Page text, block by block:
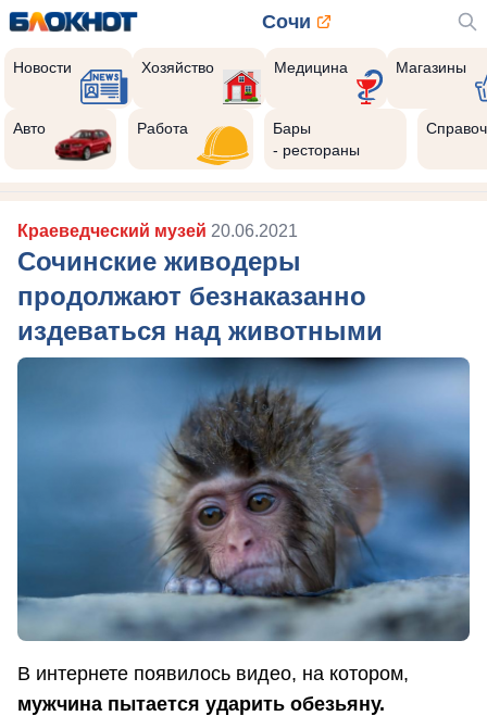
Сочи
Новости Хозяйство Медицина Магазины
Авто Работа
Бары
- рестораны
Краеведческий музей 20.06.2021
Сочинские живодеры
продолжают безнаказанно
издеваться над животными
В интернете появилось видео, на котором,
мужчина пытается ударить обезьяну.